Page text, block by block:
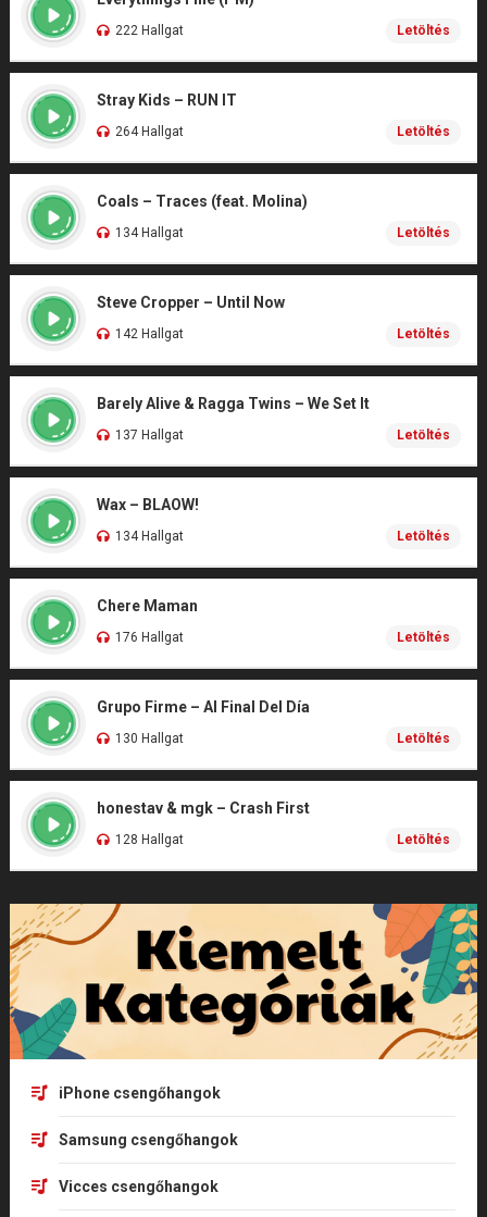
222 Hallgat Letöltés
Stray Kids – RUN IT
264 Hallgat Letöltés
Coals – Traces (feat. Molina)
134 Hallgat Letöltés
Steve Cropper – Until Now
142 Hallgat Letöltés
Barely Alive & Ragga Twins – We Set It
137 Hallgat Letöltés
Wax – BLAOW!
134 Hallgat Letöltés
Chere Maman
176 Hallgat Letöltés
Grupo Firme – Al Final Del Día
130 Hallgat Letöltés
honestav & mgk – Crash First
128 Hallgat Letöltés
iPhone csengőhangok
Samsung csengőhangok
Vicces csengőhangok